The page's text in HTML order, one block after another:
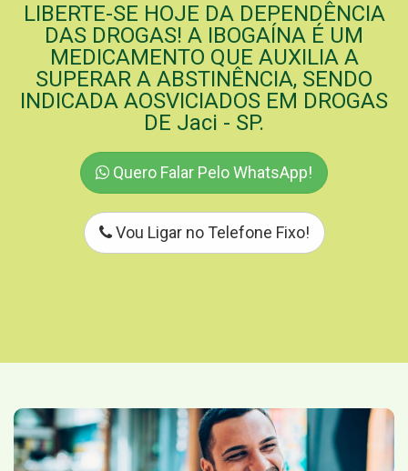
LIBERTE-SE HOJE DA DEPENDÊNCIA
DAS DROGAS! A IBOGAÍNA É UM
MEDICAMENTO QUE AUXILIA A
SUPERAR A ABSTINÊNCIA, SENDO
INDICADA AOSVICIADOS EM DROGAS
DE Jaci - SP.
Quero Falar Pelo WhatsApp!
Vou Ligar no Telefone Fixo!